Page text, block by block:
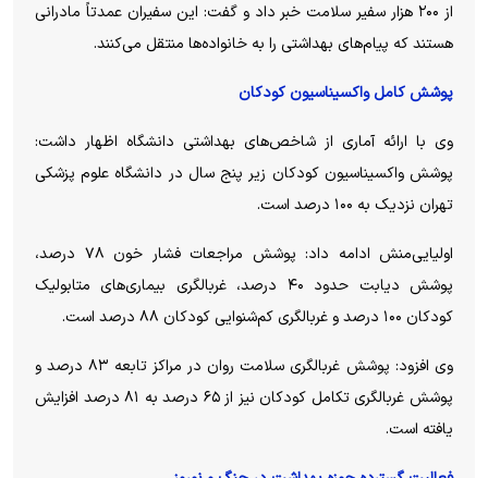
از ۲۰۰ هزار سفیر سلامت خبر داد و گفت: این سفیران عمدتاً مادرانی
هستند که پیام‌های بهداشتی را به خانواده‌ها منتقل می‌کنند.
پوشش کامل واکسیناسیون کودکان
وی با ارائه آماری از شاخص‌های بهداشتی دانشگاه اظهار داشت:
پوشش واکسیناسیون کودکان زیر پنج سال در دانشگاه علوم پزشکی
تهران نزدیک به ۱۰۰ درصد است.
اولیایی‌منش ادامه داد: پوشش مراجعات فشار خون ۷۸ درصد،
پوشش دیابت حدود ۴۰ درصد، غربالگری بیماری‌های متابولیک
کودکان ۱۰۰ درصد و غربالگری کم‌شنوایی کودکان ۸۸ درصد است.
وی افزود: پوشش غربالگری سلامت روان در مراکز تابعه ۸۳ درصد و
پوشش غربالگری تکامل کودکان نیز از ۶۵ درصد به ۸۱ درصد افزایش
یافته است.